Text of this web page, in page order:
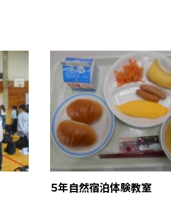
５年自然宿泊体験教室